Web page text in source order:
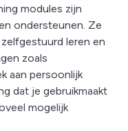
modules zijn
ondersteunen. Ze
leren en
zoals
aan persoonlijk
dat je gebruikmaakt
mogelijk